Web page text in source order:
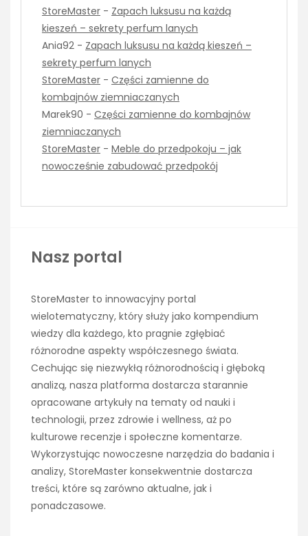
StoreMaster - Zapach luksusu na każdą
kieszeń – sekrety perfum lanych
Ania92 - Zapach luksusu na każdą kieszeń –
sekrety perfum lanych
StoreMaster - Części zamienne do
kombajnów ziemniaczanych
Marek90 - Części zamienne do kombajnów
ziemniaczanych
StoreMaster - Meble do przedpokoju – jak
nowocześnie zabudować przedpokój
Nasz portal
StoreMaster to innowacyjny portal
wielotematyczny, który służy jako kompendium
wiedzy dla każdego, kto pragnie zgłębiać
różnorodne aspekty współczesnego świata.
Cechując się niezwykłą różnorodnością i głęboką
analizą, nasza platforma dostarcza starannie
opracowane artykuły na tematy od nauki i
technologii, przez zdrowie i wellness, aż po
kulturowe recenzje i społeczne komentarze.
Wykorzystując nowoczesne narzędzia do badania i
analizy, StoreMaster konsekwentnie dostarcza
treści, które są zarówno aktualne, jak i
ponadczasowe.